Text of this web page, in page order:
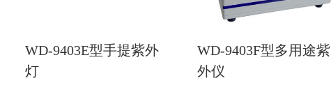
WD-9403E型手提紫外
灯
WD-9403F型多用途紫
外仪